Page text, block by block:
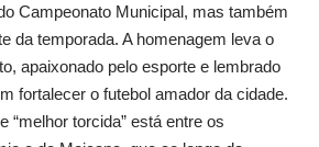
Campeonato Municipal, mas também
da temporada. A homenagem leva o
apaixonado pelo esporte e lembrado
fortalecer o futebol amador da cidade.
“melhor torcida” está entre os